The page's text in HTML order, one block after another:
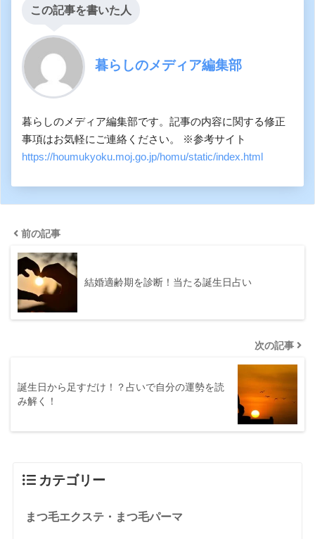
この記事を書いた人
暮らしのメディア編集部
暮らしのメディア編集部です。記事の内容に関する修正
事項はお気軽にご連絡ください。 ※参考サイト
https://houmukyoku.moj.go.jp/homu/static/index.html
前の記事
結婚適齢期を診断！当たる誕生日占い
次の記事
誕生日から足すだけ！？占いで自分の運勢を読
み解く！
カテゴリー
まつ毛エクステ・まつ毛パーマ